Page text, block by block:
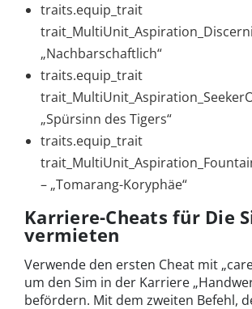
traits.equip_trait
„Nachbarschaftlich“
traits.equip_trait
„Spürsinn des Tigers“
traits.equip_trait
– „Tomarang-Koryphäe“
Karriere-Cheats für Die
vermieten
Verwende den ersten Cheat mit
um den Sim in der Karriere
befördern. Mit dem zweiten Befehl,